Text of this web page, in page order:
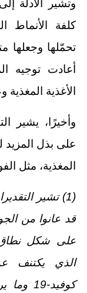
وتشير
كلفة الأنماط
تحمّلها وجعلها
أعادت توجيه
الأغذية المغذية
وأخيرًا، يشير
على بذل المزيد
المغذية، مثل
(1) تشير التقديرات إلى أن ما بين
على شكل
الذي يكتنف
كوفيد-